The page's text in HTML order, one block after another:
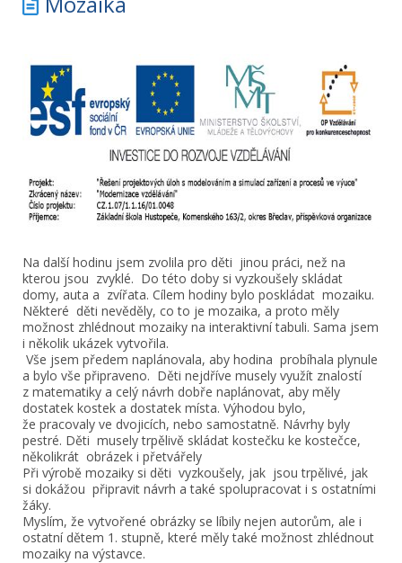
Na další hodinu jsem zvolila pro děti jinou práci, než na
kterou jsou zvyklé. Do této doby si vyzkoušely skládat
domy, auta a zvířata. Cílem hodiny bylo poskládat mozaiku.
Některé děti nevěděly, co to je mozaika, a proto měly
možnost zhlédnout mozaiky na interaktivní tabuli. Sama jsem
i několik ukázek vytvořila.
Vše jsem předem naplánovala, aby hodina probíhala plynule
a bylo vše připraveno. Děti nejdříve musely využít znalostí
z matematiky a celý návrh dobře naplánovat, aby měly
dostatek kostek a dostatek místa. Výhodou bylo,
že pracovaly ve dvojicích, nebo samostatně. Návrhy byly
pestré. Děti musely trpělivě skládat kostečku ke kostečce,
několikrát obrázek i přetvářely
Při výrobě mozaiky si děti vyzkoušely, jak jsou trpělivé, jak
si dokážou připravit návrh a také spolupracovat i s ostatními
žáky.
Myslím, že vytvořené obrázky se líbily nejen autorům, ale i
ostatní dětem 1. stupně, které měly také možnost zhlédnout
mozaiky na výstavce.